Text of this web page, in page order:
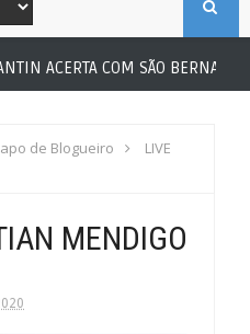
ACERTA COM SÃO BERNARDO
de Blogueiro
LIVE
MENDIGO